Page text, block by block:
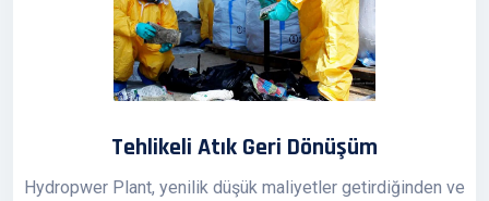
Tehlikeli Atık Geri Dönüşüm
Hydropwer Plant, yenilik düşük maliyetler getirdiğinden ve